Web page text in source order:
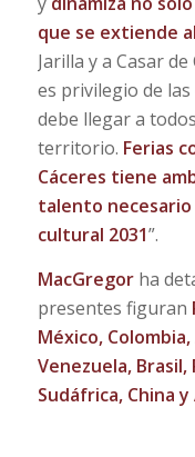
que se extiende
Jarilla y a Casar
es privilegio de
debe llegar a
territorio. Ferias
Cáceres tiene
talento
cultural 2031”.
MacGregor ha
presentes figuran
México,
Venezuela,
Sudáfrica, China